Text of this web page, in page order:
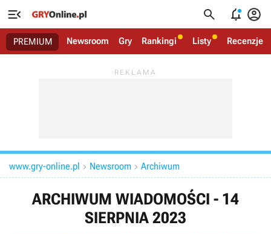
   
PREMIUM Newsroom Gry Rankingi Listy Recenzje
www.gry-online.pl  Newsroom  Archiwum
ARCHIWUM WIADOMOŚCI - 14
SIERPNIA 2023